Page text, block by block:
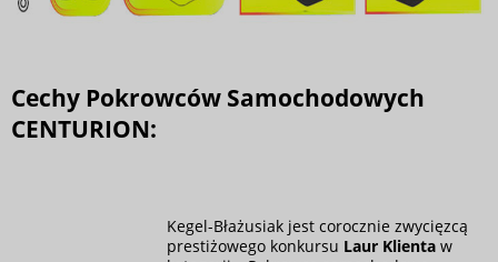
Cechy Pokrowców Samochodowych
CENTURION:
Kegel-Błażusiak jest corocznie zwycięzcą
prestiżowego konkursu Laur Klienta w